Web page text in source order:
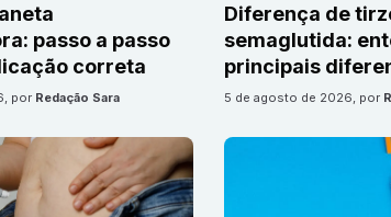
passo a passo
correta
, por Redação Sara
Diferença de
semaglutida:
principais
5 de agosto de 2026, por